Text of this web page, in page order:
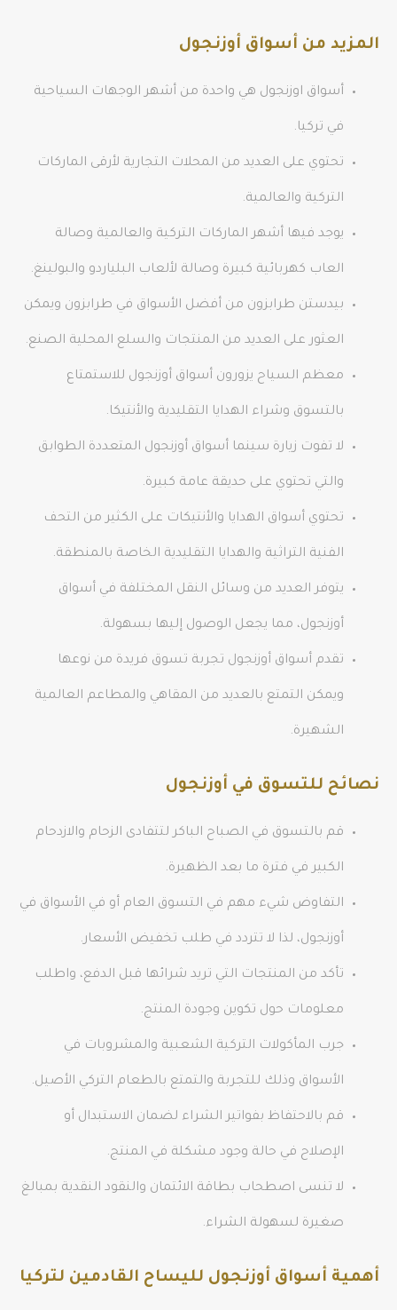
المزيد من أسواق أوزنجول
أسواق اوزنجول هي واحدة من أشهر الوجهات السياحية
في تركيا.
تحتوي على العديد من المحلات التجارية لأرقى الماركات
التركية والعالمية.
يوجد فيها أشهر الماركات التركية والعالمية وصالة
العاب كهربائية كبيرة وصالة لألعاب البلياردو والبولينغ.
بيدستن طرابزون من أفضل الأسواق في طرابزون ويمكن
العثور على العديد من المنتجات والسلع المحلية الصنع.
معظم السياح يزورون أسواق أوزنجول للاستمتاع
بالتسوق وشراء الهدايا التقليدية والأنتيكا.
لا تفوت زيارة سينما أسواق أوزنجول المتعددة الطوابق
والتي تحتوي على حديقة عامة كبيرة.
تحتوي أسواق الهدايا والأنتيكات على الكثير من التحف
الفنية التراثية والهدايا التقليدية الخاصة بالمنطقة.
يتوفر العديد من وسائل النقل المختلفة في أسواق
أوزنجول، مما يجعل الوصول إليها بسهولة.
تقدم أسواق أوزنجول تجربة تسوق فريدة من نوعها
ويمكن التمتع بالعديد من المقاهي والمطاعم العالمية
الشهيرة.
نصائح للتسوق في أوزنجول
قم بالتسوق في الصباح الباكر لتتفادى الزحام والازدحام
الكبير في فترة ما بعد الظهيرة.
التفاوض شيء مهم في التسوق العام أو في الأسواق في
أوزنجول، لذا لا تتردد في طلب تخفيض الأسعار.
تأكد من المنتجات التي تريد شرائها قبل الدفع، واطلب
معلومات حول تكوين وجودة المنتج.
جرب المأكولات التركية الشعبية والمشروبات في
الأسواق وذلك للتجربة والتمتع بالطعام التركي الأصيل.
قم بالاحتفاظ بفواتير الشراء لضمان الاستبدال أو
الإصلاح في حالة وجود مشكلة في المنتج.
لا تنسى اصطحاب بطاقة الائتمان والنقود النقدية بمبالغ
صغيرة لسهولة الشراء.
أهمية أسواق أوزنجول لليساح القادمين لتركيا